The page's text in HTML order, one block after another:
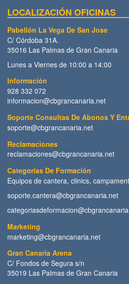
LOCALIZACIÓN OFICINAS
Pabellón La Vega De San Jose
C/ Córdoba 31A.
35016 Las Palmas de Gran Canaria
Lunes a Viernes de 10:00 a 14:00
Información
928 332 072
informacion@cbgrancanaria.net
Soporte Consultas De Abonos Y
soporte@cbgrancanaria.net
Reclamaciones
reclamaciones@cbgrancanaria.net
Categorías De Formación
Equipos de cantera, clinics,
soporte.cantera@cbgrancanaria.net
Marketing
marketing@cbgrancanaria.net
Gran Canaria Arena
C/ Fondos de Segura s/n
35019 Las Palmas de Gran Canaria